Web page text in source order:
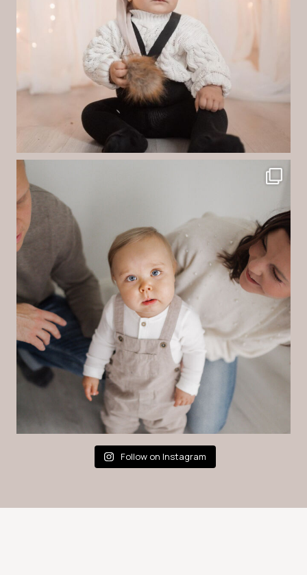
Follow on Instagram